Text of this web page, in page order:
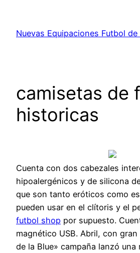
contenido
Nuevas Equipaciones Futbol de
camisetas de
historicas
Cuenta con dos cabezales
hipoalergénicos y de silicona
que son tanto eróticos como
pueden usar en el clítoris y el
futbol shop por supuesto.
magnético USB. Abril, con
de la Blue» campaña lanzó una